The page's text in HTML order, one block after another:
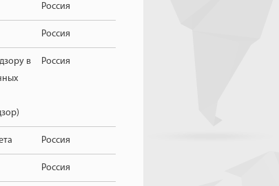
Россия
Россия
в
Россия
Россия
Россия